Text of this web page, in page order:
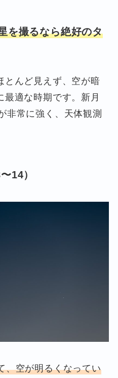
を撮るなら絶好のタ
とんど見えず、空が暗
最適な時期です。新月
非常に強く、天体観測
14）
、空が明るくなってい